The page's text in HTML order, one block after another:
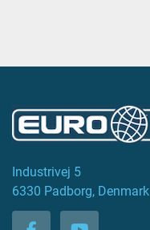
Industrivej 5
6330 Padborg, Denmark